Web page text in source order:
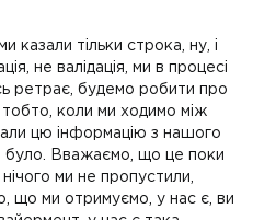
казали тільки строка, ну, і
не валідація, ми в процесі
ретрає, будемо робити про
тобто, коли ми ходимо між
цю інформацію з нашого
було. Вважаємо, що це поки
ми не пропустили,
що ми отримуємо, у нас є, ви